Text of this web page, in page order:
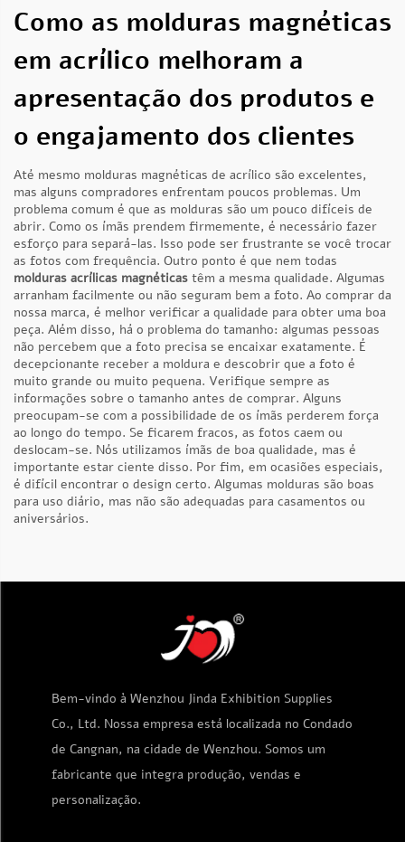
Como as molduras magnéticas
em acrílico melhoram a
apresentação dos produtos e
o engajamento dos clientes
Até mesmo molduras magnéticas de acrílico são excelentes,
mas alguns compradores enfrentam poucos problemas. Um
problema comum é que as molduras são um pouco difíceis de
abrir. Como os ímãs prendem firmemente, é necessário fazer
esforço para separá-las. Isso pode ser frustrante se você trocar
as fotos com frequência. Outro ponto é que nem todas
molduras acrílicas magnéticas têm a mesma qualidade. Algumas
arranham facilmente ou não seguram bem a foto. Ao comprar da
nossa marca, é melhor verificar a qualidade para obter uma boa
peça. Além disso, há o problema do tamanho: algumas pessoas
não percebem que a foto precisa se encaixar exatamente. É
decepcionante receber a moldura e descobrir que a foto é
muito grande ou muito pequena. Verifique sempre as
informações sobre o tamanho antes de comprar. Alguns
preocupam-se com a possibilidade de os ímãs perderem força
ao longo do tempo. Se ficarem fracos, as fotos caem ou
deslocam-se. Nós utilizamos ímãs de boa qualidade, mas é
importante estar ciente disso. Por fim, em ocasiões especiais,
é difícil encontrar o design certo. Algumas molduras são boas
para uso diário, mas não são adequadas para casamentos ou
aniversários.
Bem-vindo à Wenzhou Jinda Exhibition Supplies
Co., Ltd. Nossa empresa está localizada no Condado
de Cangnan, na cidade de Wenzhou. Somos um
fabricante que integra produção, vendas e
personalização.